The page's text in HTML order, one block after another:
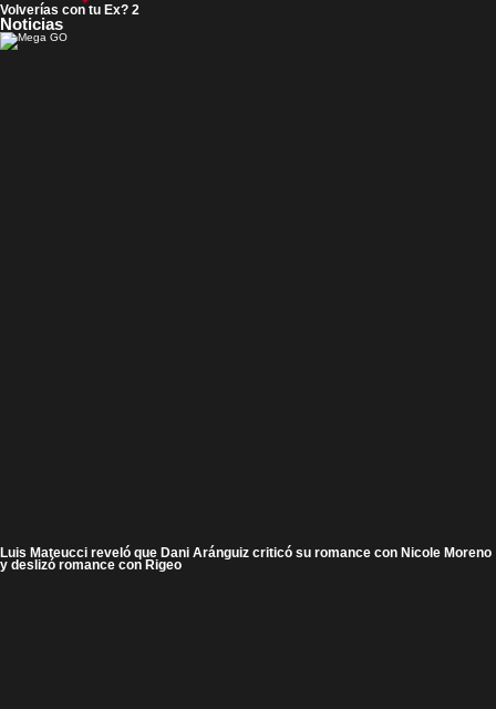
Volverías con tu Ex? 2
Noticias
Luis Mateucci reveló que Dani Aránguiz criticó su romance con Nicole Moreno
y deslizó romance con Rigeo